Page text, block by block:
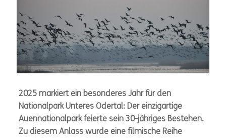
2025 markiert ein besonderes Jahr für den
Nationalpark Unteres Odertal: Der einzigartige
Auennationalpark feierte sein 30-jähriges Bestehen.
Zu diesem Anlass wurde eine filmische Reihe